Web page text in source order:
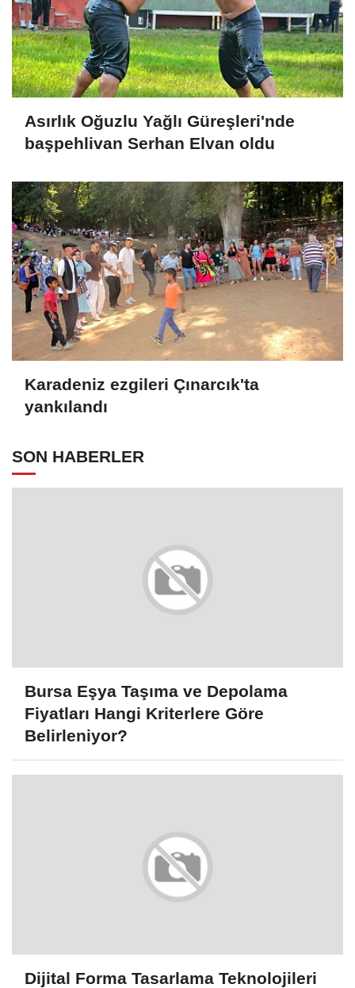
Asırlık Oğuzlu Yağlı Güreşleri'nde
başpehlivan Serhan Elvan oldu
Karadeniz ezgileri Çınarcık'ta
yankılandı
SON HABERLER
Bursa Eşya Taşıma ve Depolama
Fiyatları Hangi Kriterlere Göre
Belirleniyor?
Dijital Forma Tasarlama Teknolojileri